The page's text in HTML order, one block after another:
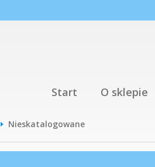
Start O sklepie
Nieskatalogowane